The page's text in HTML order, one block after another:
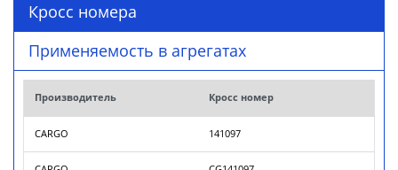
Кросс номера
Применяемость в агрегатах
Производитель Кросс номер
CARGO 141097